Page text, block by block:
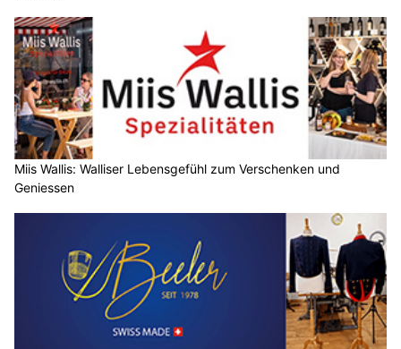
Miis Wallis: Walliser Lebensgefühl zum Verschenken und
Geniessen